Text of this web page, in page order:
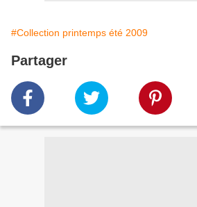
#Collection printemps été 2009
Partager